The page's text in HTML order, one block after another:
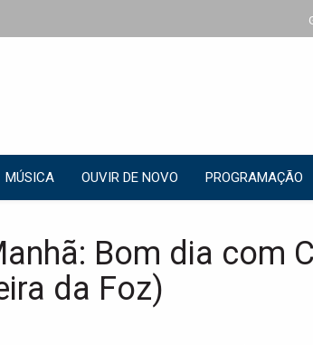
MÚSICA OUVIR DE NOVO PROGRAMAÇÃO
Bom dia com
da Foz)